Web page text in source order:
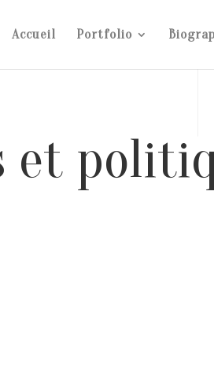
Accueil Portfolio
et